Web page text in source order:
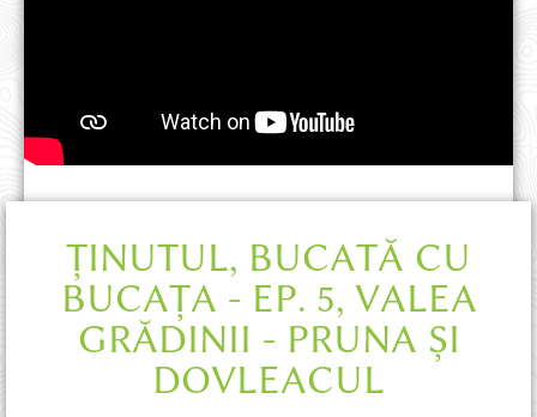
OFERTĂ EDUCAȚIONALĂ
DESPRE ȚINUT
PROIECTE ȘI NOUTĂȚI
POVEȘTI DIN ȚINUT
ȚINUTUL, BUCATĂ CU
BUCAȚA - EP. 5, VALEA
GRĂDINII - PRUNA ȘI
DOVLEACUL